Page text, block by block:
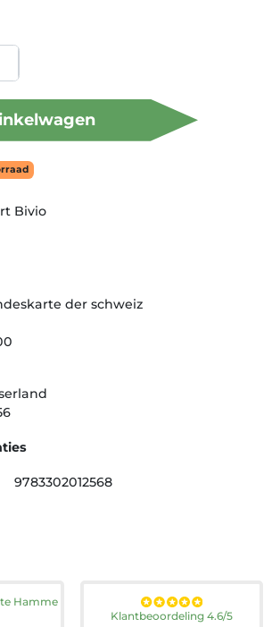
Bivio
der schweiz
9783302012568
Hamme
Klantbeoordeling 4.6/5